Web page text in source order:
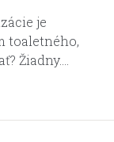
je
toaletného,
Žiadny.…